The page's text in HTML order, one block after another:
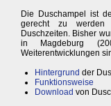
Die Duschampel ist
gerecht zu werden
Duschzeiten. Bisher
in Magdeburg
Weiterentwicklungen
Hintergrund der
Funktionsweise
Download von